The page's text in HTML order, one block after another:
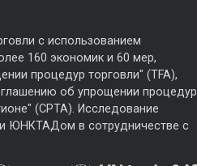
с использованием
160 экономик и 60 мер,
процедур торговли" (TFA),
об упрощении процедур
(CPTA). Исследование
ЮНКТАДом в сотрудничестве с